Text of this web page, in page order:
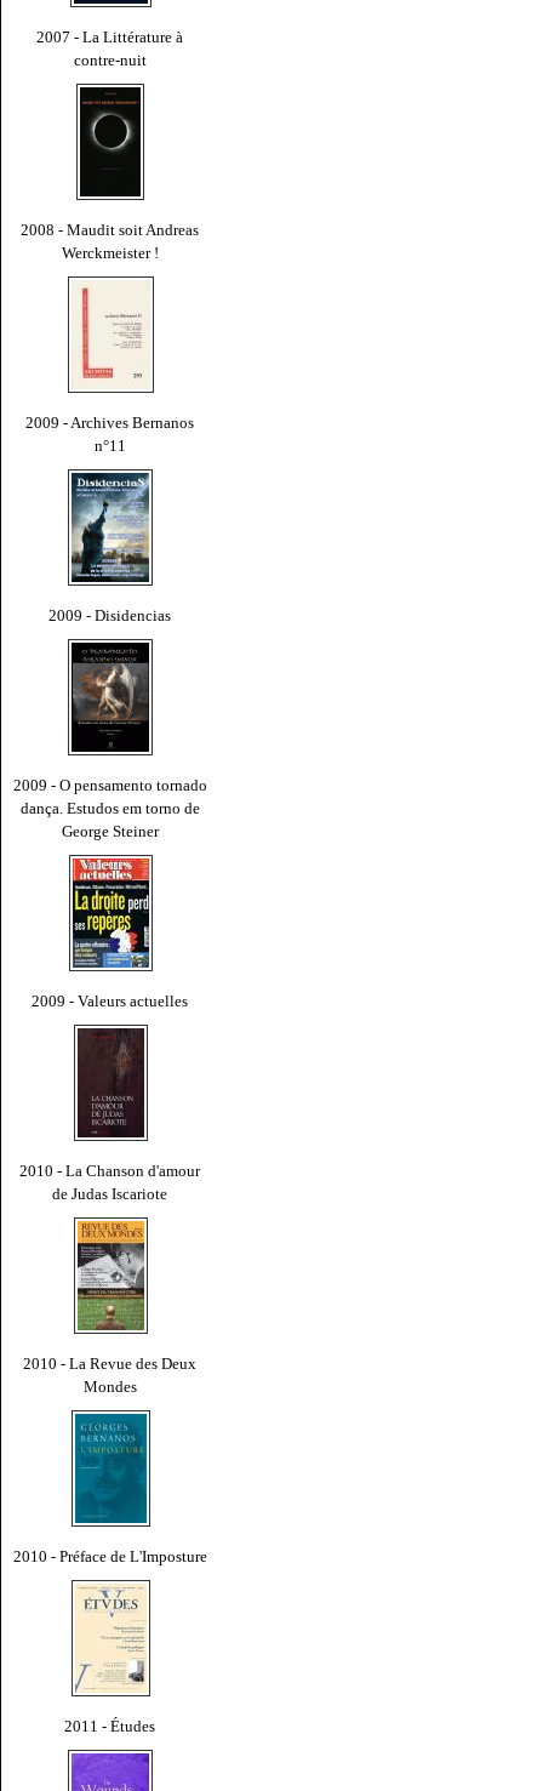
2007 - La Littérature à
contre-nuit
2008 - Maudit soit Andreas
Werckmeister !
2009 - Archives Bernanos
n°11
2009 - Disidencias
2009 - O pensamento tornado
dança. Estudos em torno de
George Steiner
2009 - Valeurs actuelles
2010 - La Chanson d'amour
de Judas Iscariote
2010 - La Revue des Deux
Mondes
2010 - Préface de L'Imposture
2011 - Études